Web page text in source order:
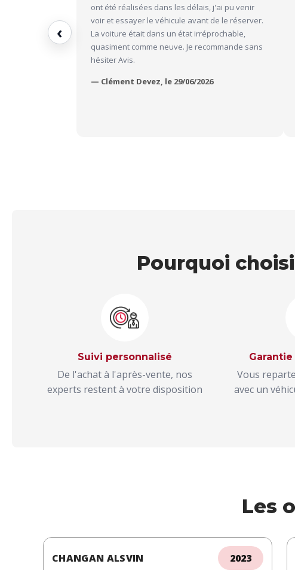
‹
ont été réalisées dans les délais, j'ai pu venir
voir et essayer le véhicule avant de le réserver.
La voiture était dans un état irréprochable,
quasiment comme neuve. Je recommande sans
hésiter Avis.
— Clément Devez, le 29/06/2026
Pourquoi
Suivi personnalisé
De l'achat à l'après-vente, nos
experts restent à votre disposition
Vous
avec un
Les
CHANGAN ALSVIN 2023